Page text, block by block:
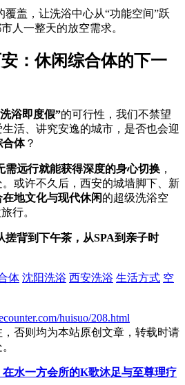
覆盖，让洗浴中心从“功能空间”跃
人一整天的放空需求。
：休闲综合体的下一
浴即度假”的可行性，我们不禁望
活、讲究安逸的城市，是否也会迎
合体？
需远行就能获得深度的身心切换 ，
或许不久后，西安的城墙脚下、新
在地文化与现代休闲的超级洗浴空
行。
搓背到下午茶，从SPA到亲子时
体 沈阳洗浴 西安洗浴 生活方式 空
huisuo/208.html
，否则均为本站原创文章，转载时请
水一方会所的K歌沐足与至尊理疗